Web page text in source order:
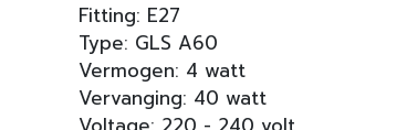
Fitting: E27
Type: GLS A60
Vermogen: 4 watt
Vervanging: 40 watt